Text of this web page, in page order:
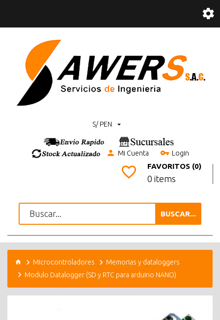
S/ PEN
Mi Cuenta Login
FAVORITOS (0)
0 items
BUSCAR...
Microcontroladores
Memorias y dataloggers
Modulo Datalogger (SD y RTC para arduino NANO)